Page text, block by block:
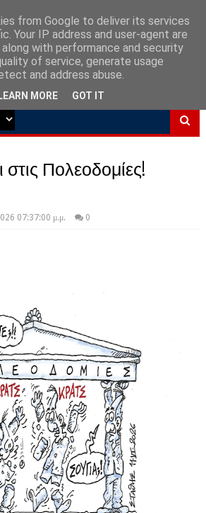
NewPlanet09
από την Ελλάδα και τον κόσμο
Πολεοδομίες!
07:37:00 μ.μ. 0
from Google to deliver its services
Your IP address and user-agent are
with performance and security
of service, generate usage
and address abuse.
LEARN MORE GOT IT